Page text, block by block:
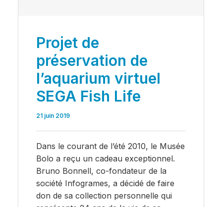
Projet de
préservation de
l’aquarium virtuel
SEGA Fish Life
21 juin 2019
Dans le courant de l’été 2010, le Musée
Bolo a reçu un cadeau exceptionnel.
Bruno Bonnell, co-fondateur de la
société Infogrames, a décidé de faire
don de sa collection personnelle qui